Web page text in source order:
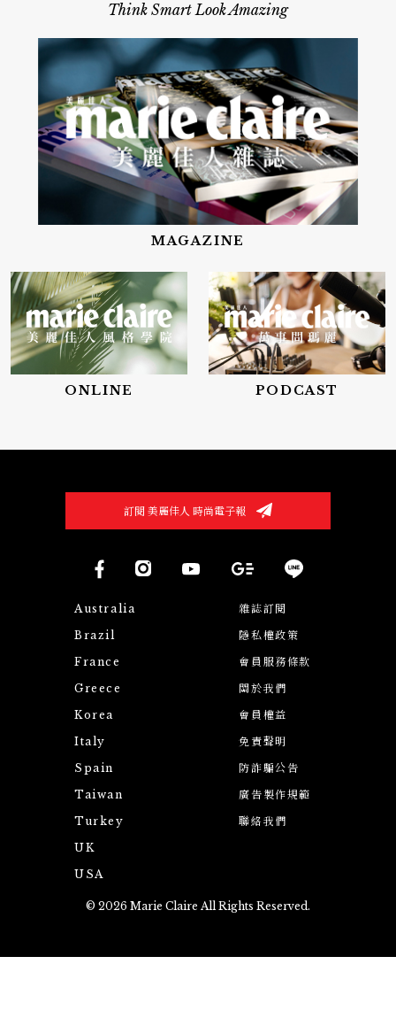
Think Smart Look Amazing
MAGAZINE
ONLINE PODCAST
Australia
Brazil
France
Greece
Korea
Italy
Spain
Taiwan
Turkey
UK
USA
訂閱 美麗佳人 時尚電子報
© 2026 Marie Claire All Rights Reserved.
雜誌訂閱
隱私權政策
會員服務條款
關於我們
會員權益
免責聲明
防詐騙公告
廣告製作規範
聯絡我們